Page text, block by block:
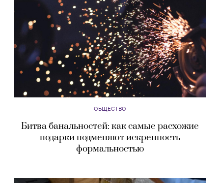
ОБЩЕСТВО
Битва банальностей: как самые расхожие
подарки подменяют искренность
формальностью